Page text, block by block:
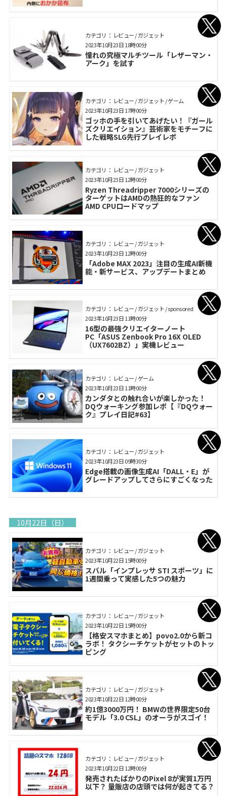
カテゴリ： レビュー / ガジェット
憧れの究極マルチツール「レザーマン・
アーク」を試す
2023年10月23日 18時00分
カテゴリ： レビュー / ガジェット / ゲーム
ゴッホの手を引いてあげたい！『ガール
ズクリエイション』芸術家をモチーフに
した戦略SLG先行プレイレポ
2023年10月23日 17時00分
カテゴリ： レビュー / ガジェット
Ryzen Threadripper 7000シリーズの
ターゲットはAMDの熱狂的なファン
AMD CPUロードマップ
2023年10月23日 12時00分
カテゴリ： レビュー / ガジェット
「Adobe MAX 2023」注目の生成AI新機
能・新サービス、アップデートまとめ
2023年10月23日 12時00分
カテゴリ： レビュー / ガジェット / sponsored
16型の最強クリエイターノート
PC「ASUS Zenbook Pro 16X OLED
（UX7602BZ）」実機レビュー
2023年10月23日 11時00分
カテゴリ： レビュー / ゲーム
カンダタとの触れ合いが楽しかった！
DQウォーキング参加レポ【『DQウォー
ク』プレイ日記#63】
2023年10月23日 11時00分
カテゴリ： レビュー / ガジェット
Edge搭載の画像生成AI「DALL・E」が
グレードアップしてさらにすごくなった
2023年10月23日 09時30分
10月22日（日）
カテゴリ： レビュー / ガジェット
スバル「インプレッサ STI スポーツ」に
1週間乗って実感した5つの魅力
2023年10月22日 15時00分
カテゴリ： レビュー / ガジェット
【格安スマホまとめ】povo2.0から新コ
ラボ！ タクシーチケットがセットのトッ
ピング
2023年10月22日 15時00分
カテゴリ： レビュー / ガジェット
約1億3000万円！ BMWの世界限定50台
モデル「3.0 CSL」のオーラがスゴイ！
2023年10月22日 12時00分
カテゴリ： レビュー / ガジェット
発売されたばかりのPixel 8が実質1万円
以下？ 量販店の店頭では何が起きてる？
2023年10月22日 12時00分